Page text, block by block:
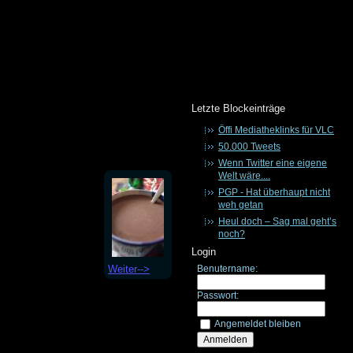
Weiter-->
Letzte Blockeinträge
Öffi Mediatheklinks für VLC
50.000 Tweets
Wenn Twitter eine eigene
Welt wäre....
PGP - Hat überhaupt nicht
weh getan
Heul doch – Sag mal geht’s
noch?
Login
Benutername:
Passwort:
Angemeldet bleiben